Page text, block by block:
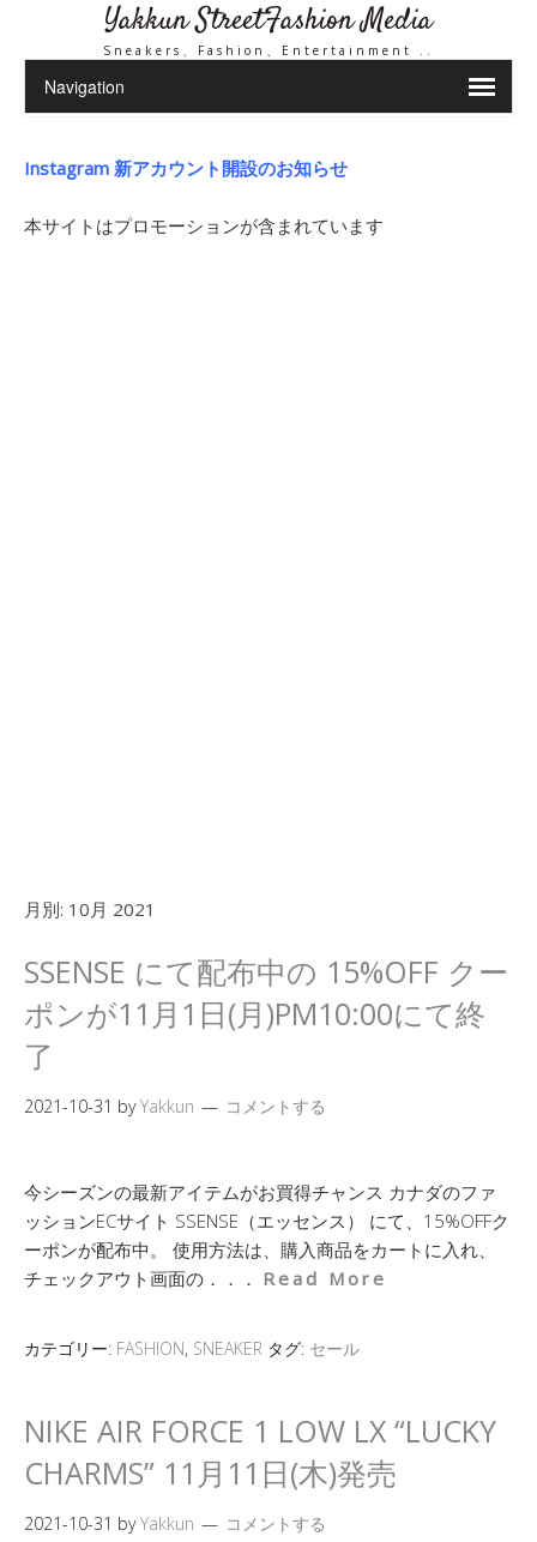
Yakkun StreetFashion Media
Sneakers、Fashion、Entertainment ..
Instagram 新アカウント開設のお知らせ
本サイトはプロモーションが含まれています
月別: 10月 2021
SSENSE にて配布中の 15%OFF クー
ポンが11月1日(月)PM10:00にて終
了
2021-10-31 byYakkun コメントする
今シーズンの最新アイテムがお買得チャンス カナダのファ
ッションECサイト SSENSE（エッセンス） にて、15%OFFク
ーポンが配布中。 使用方法は、購入商品をカートに入れ、
チェックアウト画面の．．． Read More
カテゴリー: FASHION, SNEAKER タグ: セール
NIKE AIR FORCE 1 LOW LX “LUCKY
CHARMS” 11月11日(木)発売
2021-10-31 byYakkun コメントする